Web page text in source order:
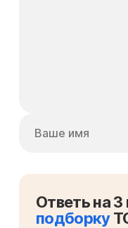
Ответь на 3
подборку